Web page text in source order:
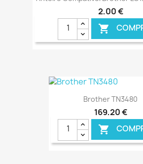
2,00 €

Brother TN3480
169,20 €
